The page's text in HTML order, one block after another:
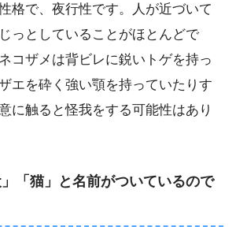
格で、夜行性です。人が近づいて
っとしていることがほとんどで
コザメは背ビレに鋭いトゲを持っ
エを砕く強い顎を持っていたりす
に触ると怪我をする可能性はあり
「猫」と名前がついているので